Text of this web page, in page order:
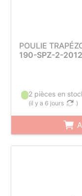
POULIE
190-SPZ-2-
2 pièces en
(il y a 6 jours )